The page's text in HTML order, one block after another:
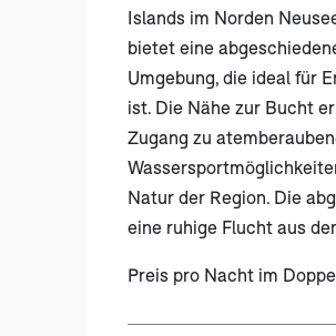
Islands im Norden
bietet eine
Umgebung, die ideal für
ist. Die Nähe zur Bucht
Zugang zu
Natur der Region. Die
eine ruhige Flucht aus
Preis pro Nacht im